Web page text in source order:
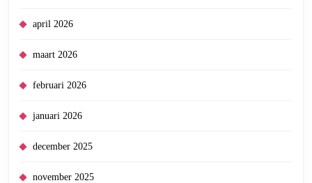
april 2026
maart 2026
februari 2026
januari 2026
december 2025
november 2025